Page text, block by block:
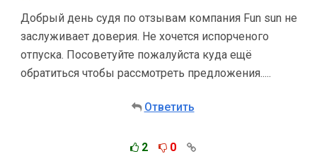
Добрый день судя по отзывам компания Fun sun не
заслуживает доверия. Не хочется испорченого
отпуска. Посоветуйте пожалуйста куда ещё
обратиться чтобы рассмотреть предложения.....
Ответить
2 0